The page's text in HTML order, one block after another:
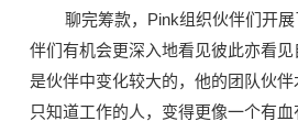
聊完筹款，Pink组织伙伴们开
伴们有机会更深入地看见彼此亦看
是伙伴中变化较大的，他的团队伙伴
只知道工作的人，变得更像一个有血